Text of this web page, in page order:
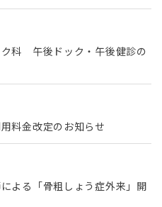
科 午後ドック・午後健診の
料金改定のお知らせ
よる「骨粗しょう症外来」開